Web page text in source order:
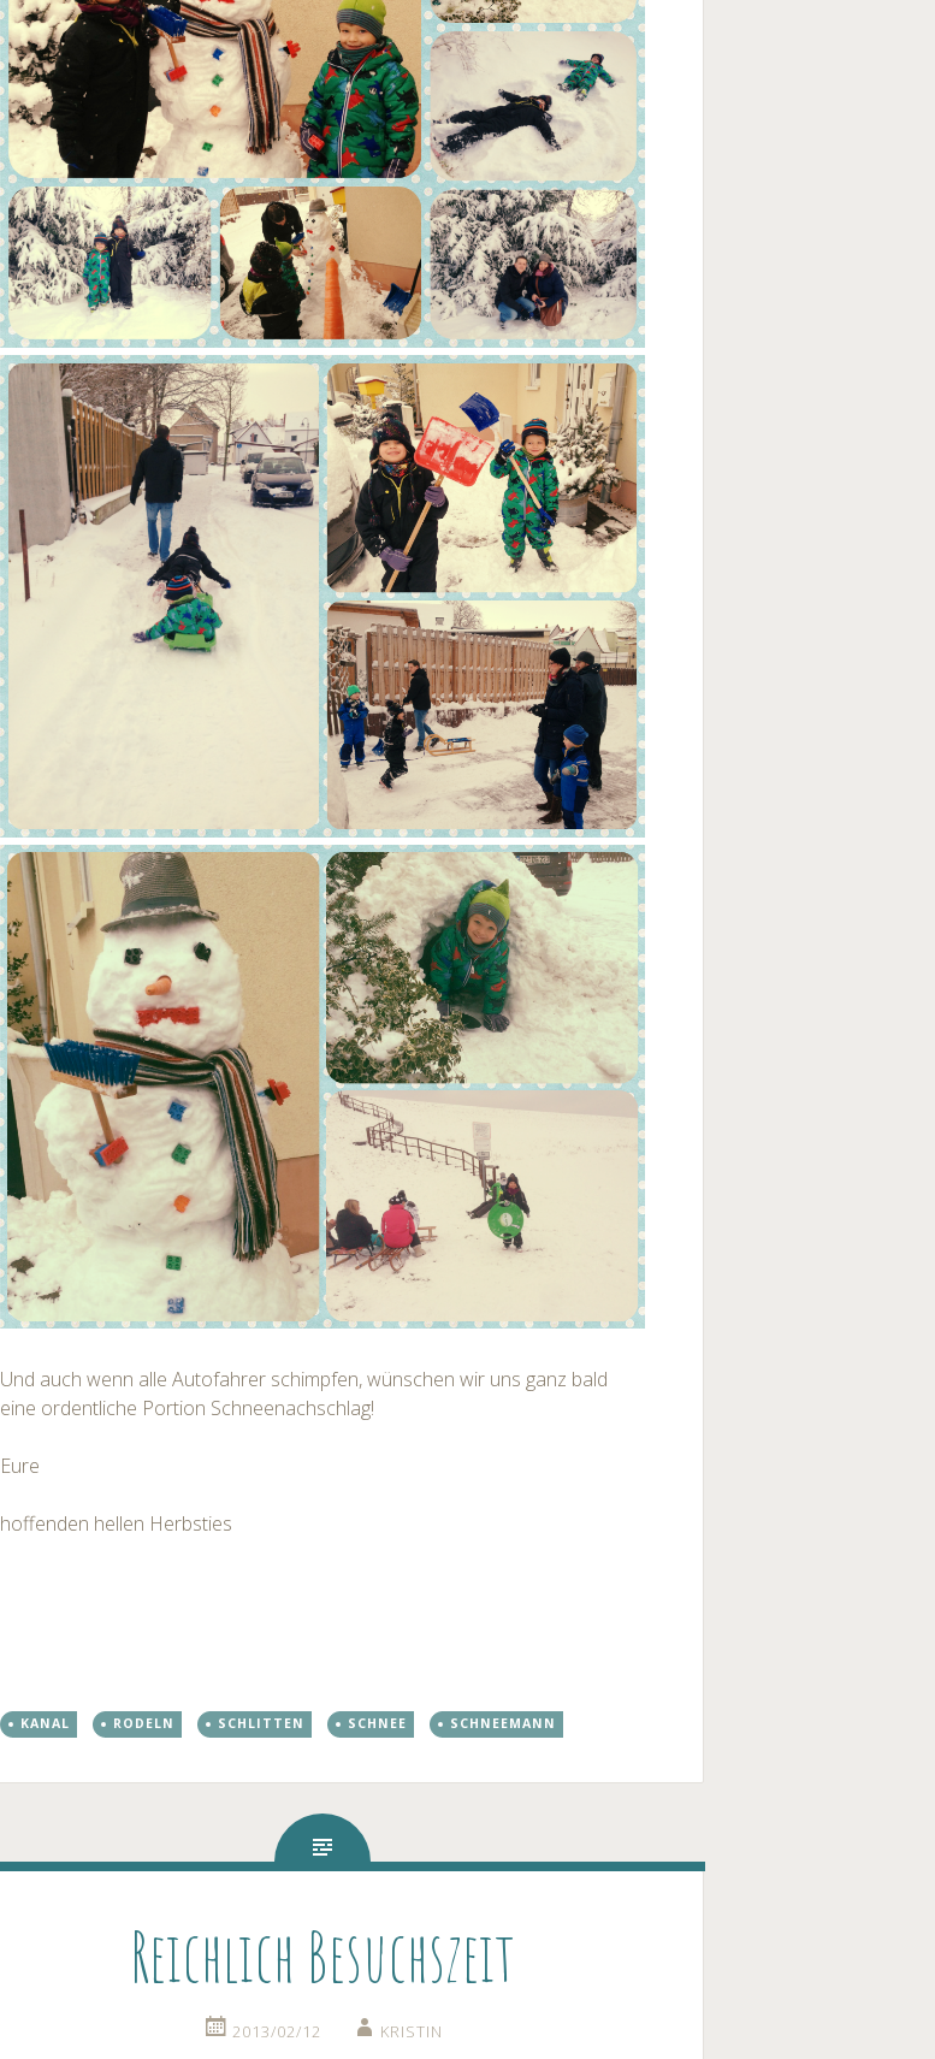
Und auch wenn alle Autofahrer schimpfen, wünschen wir uns ganz bald
eine ordentliche Portion Schneenachschlag!
Eure
hoffenden hellen Herbsties
KANAL RODELN SCHLITTEN SCHNEE SCHNEEMANN
Reichlich Besuchszeit
2013/02/12 KRISTIN